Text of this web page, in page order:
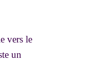
vers le
un